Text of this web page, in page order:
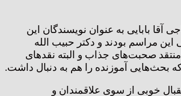
آقا بابایی به عنوان نویسندگان این
مراسم بودند و دکتر حبیب الله
صحبت‌های جذاب و البته نقدهای
بحث‌هایی آموزنده را هم به دنبال داشت.
خوبی از سوی علاقمندان و